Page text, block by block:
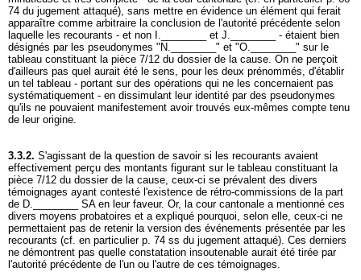
74 du jugement attaqué), sans mettre en évidence un élément qui ferait
apparaître comme arbitraire la conclusion de l'autorité précédente selon
laquelle les recourants - et non I.________ et J.________ - étaient bien
désignés par les pseudonymes "N.________" et "O.________" sur le
tableau constituant la pièce 7/12 du dossier de la cause. On ne perçoit
d'ailleurs pas quel aurait été le sens, pour les deux prénommés, d'établir
un tel tableau - portant sur des opérations qui ne les concernaient pas
systématiquement - en dissimulant leur identité par des pseudonymes
qu'ils ne pouvaient manifestement avoir trouvés eux-mêmes compte tenu
de leur origine.
3.3.2. S'agissant de la question de savoir si les recourants avaient
effectivement perçu des montants figurant sur le tableau constituant la
pièce 7/12 du dossier de la cause, ceux-ci se prévalent des divers
témoignages ayant contesté l'existence de rétro-commissions de la part
de D.________ SA en leur faveur. Or, la cour cantonale a mentionné ces
divers moyens probatoires et a expliqué pourquoi, selon elle, ceux-ci ne
permettaient pas de retenir la version des événements présentée par les
recourants (cf. en particulier p. 74 ss du jugement attaqué). Ces derniers
ne démontrent pas quelle constatation insoutenable aurait été tirée par
l'autorité précédente de l'un ou l'autre de ces témoignages.